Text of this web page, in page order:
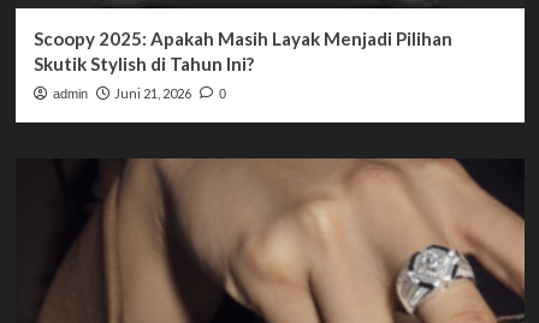
Scoopy 2025: Apakah Masih Layak Menjadi Pilihan
Skutik Stylish di Tahun Ini?
admin Juni 21, 2026 0